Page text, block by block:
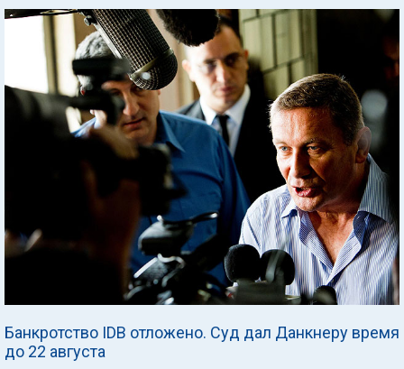
Банкротство IDB отложено. Суд дал Данкнеру время
до 22 августа